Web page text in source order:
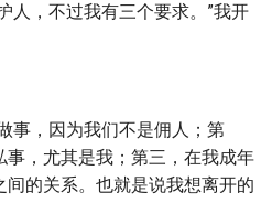
人，不过我有三个要求。”我开
事，因为我们不是佣人；第
，尤其是我；第三，在我成年
的关系。也就是说我想离开的